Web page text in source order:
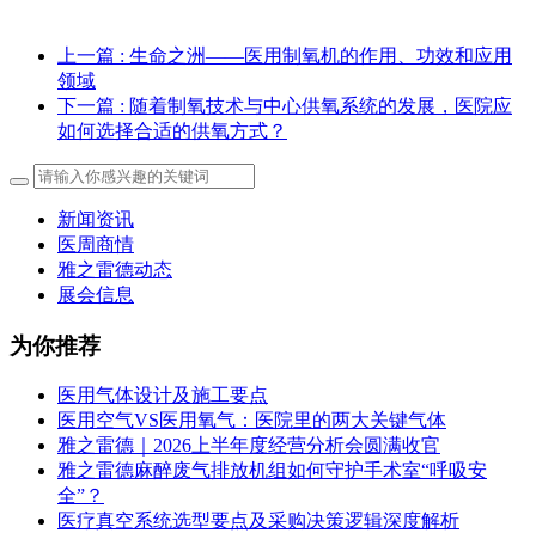
上一篇 : 生命之洲——医用制氧机的作用、功效和应用
领域
下一篇 : 随着制氧技术与中心供氧系统的发展，医院应
如何选择合适的供氧方式？
新闻资讯
医周商情
雅之雷德动态
展会信息
为你推荐
医用气体设计及施工要点
医用空气VS医用氧气：医院里的两大关键气体
雅之雷德｜2026上半年度经营分析会圆满收官
雅之雷德麻醉废气排放机组如何守护手术室“呼吸安
全”？
医疗真空系统选型要点及采购决策逻辑深度解析